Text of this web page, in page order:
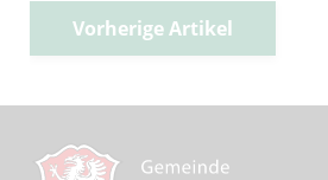
Vorherige Artikel